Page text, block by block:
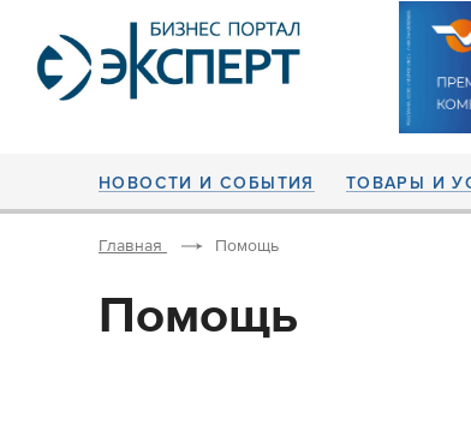
НОВОСТИ И СОБЫТИЯ ТОВАРЫ И
Главная Помощь
Помощь